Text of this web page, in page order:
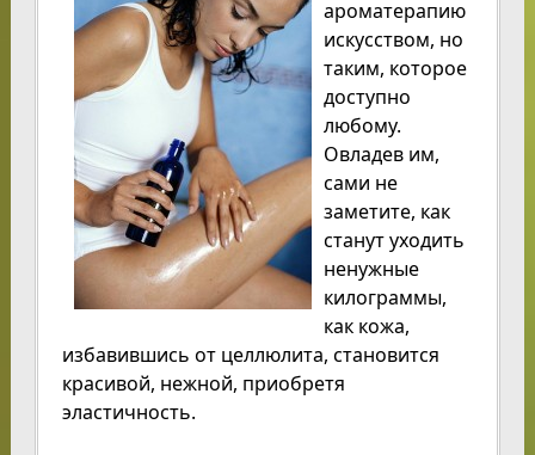
ароматерапию
искусством, но
таким, которое
доступно
любому.
Овладев им,
сами не
заметите, как
станут уходить
ненужные
килограммы,
как кожа,
избавившись от целлюлита, становится
красивой, нежной, приобретя
эластичность.